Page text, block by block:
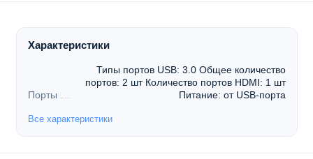
Характеристики
Порты
Типы портов USB: 3.0 Общее количество
портов: 2 шт Количество портов HDMI: 1 шт
Питание: от USB-порта
Все характеристики